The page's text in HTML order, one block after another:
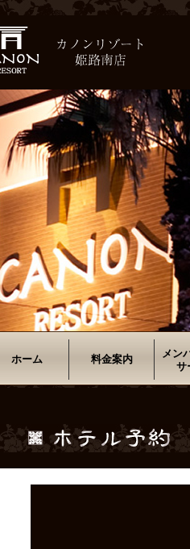
ホーム 料金案内
メン
サ